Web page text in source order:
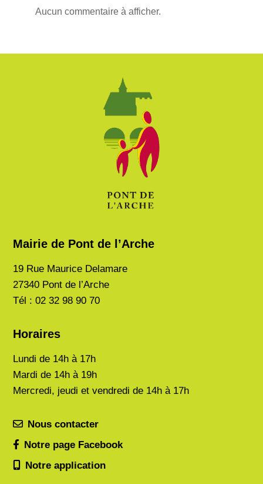
Aucun commentaire à afficher.
Mairie de Pont de l’Arche
19 Rue Maurice Delamare
27340 Pont de l’Arche
Tél : 02 32 98 90 70
Horaires
Lundi de 14h à 17h
Mardi de 14h à 19h
Mercredi, jeudi et vendredi de 14h à 17h
Nous contacter
Notre page Facebook
Notre application